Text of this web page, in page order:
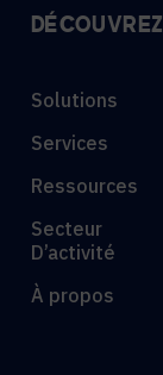
DÉCOUVREZ
Solutions
Services
Ressources
Secteur
D’activité
À propos